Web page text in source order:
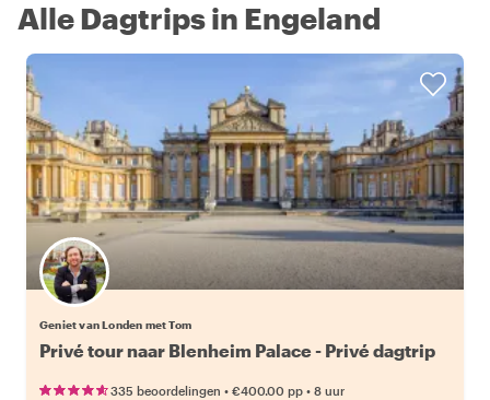
Alle Dagtrips in Engeland
Geniet van Londen met Tom
Privé tour naar Blenheim Palace - Privé dagtrip
335 beoordelingen • €400.00 pp • 8 uur